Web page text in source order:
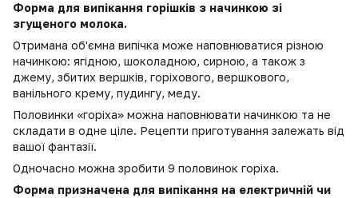
Форма для випікання горішків з начинкою зі
згущеного молока.
Отримана об'ємна випічка може наповнюватися різною
начинкою: ягідною, шоколадною, сирною, а також з
джему, збитих вершків, горіхового, вершкового,
ванільного крему, пудингу, меду.
Половинки «горіха» можна наповнювати начинкою та не
складати в одне ціле. Рецепти приготування залежать від
вашої фантазії.
Одночасно можна зробити 9 половинок горіха.
Форма призначена для випікання на електричній чи